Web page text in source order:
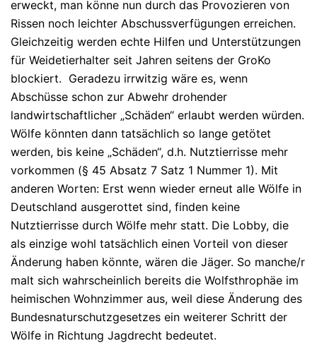
erweckt, man könne nun durch das Provozieren von
Rissen noch leichter Abschussverfügungen erreichen.
Gleichzeitig werden echte Hilfen und Unterstützungen
für Weidetierhalter seit Jahren seitens der GroKo
blockiert. Geradezu irrwitzig wäre es, wenn
Abschüsse schon zur Abwehr drohender
landwirtschaftlicher „Schäden“ erlaubt werden würden.
Wölfe könnten dann tatsächlich so lange getötet
werden, bis keine „Schäden“, d.h. Nutztierrisse mehr
vorkommen (§ 45 Absatz 7 Satz 1 Nummer 1). Mit
anderen Worten: Erst wenn wieder erneut alle Wölfe in
Deutschland ausgerottet sind, finden keine
Nutztierrisse durch Wölfe mehr statt. Die Lobby, die
als einzige wohl tatsächlich einen Vorteil von dieser
Änderung haben könnte, wären die Jäger. So manche/r
malt sich wahrscheinlich bereits die Wolfsthrophäe im
heimischen Wohnzimmer aus, weil diese Änderung des
Bundesnaturschutzgesetzes ein weiterer Schritt der
Wölfe in Richtung Jagdrecht bedeutet.